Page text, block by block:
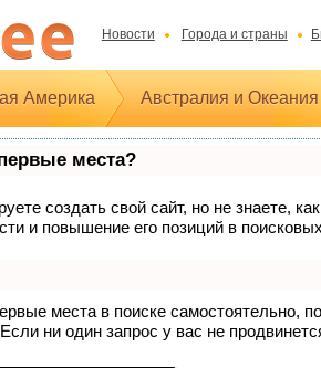
Новости Города и страны
Америка Австралия и Океания
места?
создать свой сайт, но не знаете,
и повышение его позиций в
места в поиске самостоятельно,
ни один запрос у вас не